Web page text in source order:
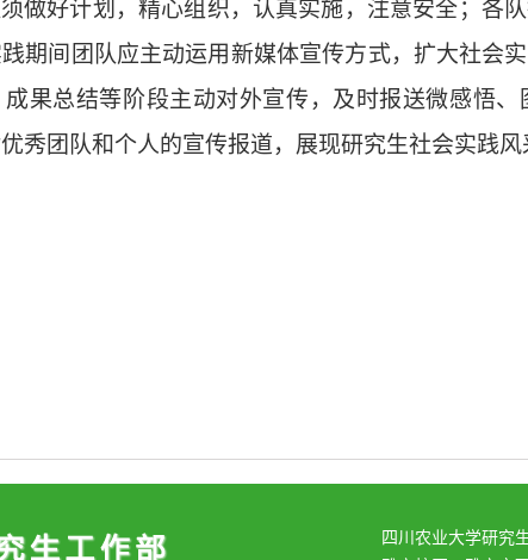
做好计划，精心组织，认真实施，注意安全； 各
期间团队应主动运用新媒体宣传方式，扩大社会实
果总结等阶段主动对外宣传，及时报送微感悟
秀团队和个人的宣传报道，展现研究生社会实践风
四川农业大学研究